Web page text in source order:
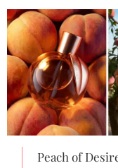
Peach of